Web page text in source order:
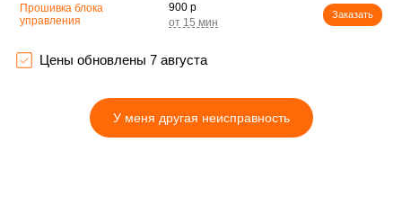
Прошивка блока
управления
900 р
Заказать
Замена лампы подсветки
Ремонт блока управления
1000 р
Цены обновлены 7 августа
У меня другая неисправность